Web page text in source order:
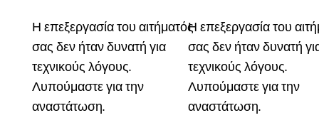
Η επεξεργασία του αιτήματός
σας δεν ήταν δυνατή για
τεχνικούς λόγους.
Λυπούμαστε για την
αναστάτωση.
Η επεξεργασία του
σας δεν ήταν δυνατή
τεχνικούς λόγους.
Λυπούμαστε για την
αναστάτωση.